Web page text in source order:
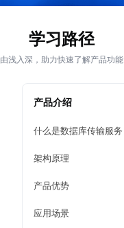
学习路径
由浅入深，助力快速了解产品功能
产品介绍
什么是数据库传输服务
架构原理
产品优势
应用场景